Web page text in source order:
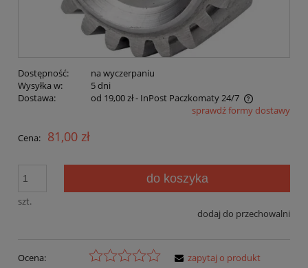
Dostępność:
na wyczerpaniu
Wysyłka w:
5 dni
Dostawa:
od 19,00 zł- InPost Paczkomaty 24/7
Cena nie zawiera ewentualnych kosztów płatnościsprawdź formy dostawy
Cena: 81,00 zł
szt.
do koszyka
dodaj do przechowalni
Ocena:
zapytaj o produkt